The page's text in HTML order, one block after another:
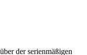
der serienmäßigen